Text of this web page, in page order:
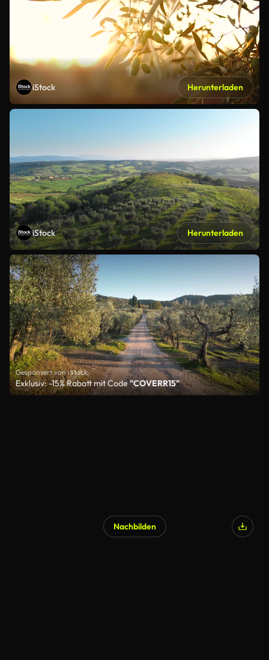
iStock Herunterladen
iStock Herunterladen
Gesponsert von iStock
Exklusiv: -15% Rabatt mit Code"COVERR15"
Nachbilden